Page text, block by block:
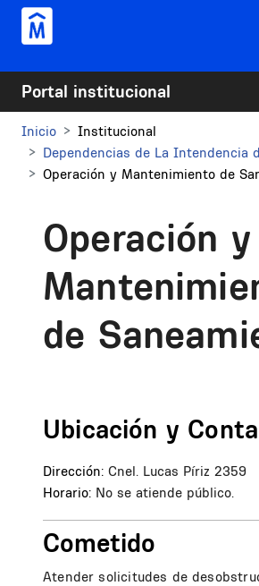
Pasar al contenido principal
Portal institucional
Inicio
Institucional
Dependencias de La Intendencia
Operación y Mantenimiento de
Operación y
de
Ubicación y
Dirección: Cnel. Lucas Píriz 2359
Horario: No se atiende público.
Cometido
Atender solicitudes de